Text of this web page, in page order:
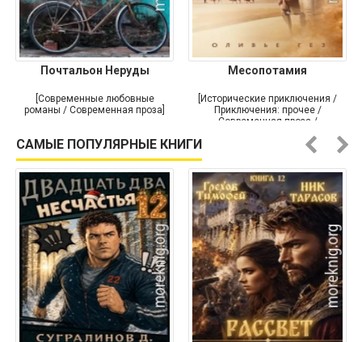
Почтальон Неруды
[Современные любовные
романы / Современная проза]
Месопотамия
[Исторические приключения /
Приключения: прочее /
Современная проза /
САМЫЕ ПОПУЛЯРНЫЕ КНИГИ